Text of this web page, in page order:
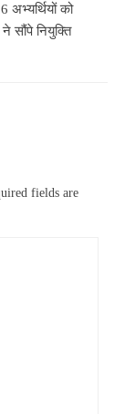
अभ्यर्थियों को
ने सौंपे नियुक्ति
fields are